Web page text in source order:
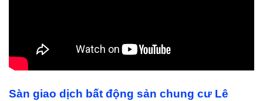
Sàn giao dịch bất động sản chung cư Lê